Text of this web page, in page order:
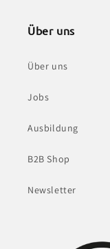
Über uns
Über uns
Jobs
Ausbildung
B2B Shop
Newsletter